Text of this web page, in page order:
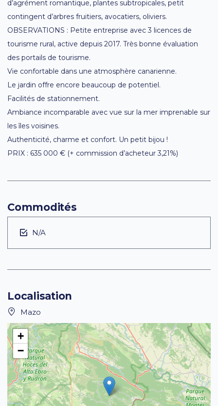
d’agrément romantique, plantes subtropicales, petit
contingent d’arbres fruitiers, avocatiers, oliviers.
OBSERVATIONS : Petite entreprise avec 3 licences de
tourisme rural, active depuis 2017. Très bonne évaluation
des portails de tourisme.
Vie confortable dans une atmosphère canarienne.
Le jardin offre encore beaucoup de potentiel.
Facilités de stationnement.
Ambiance incomparable avec vue sur la mer imprenable sur
les îles voisines.
Authenticité, charme et confort. Un petit bijou !
PRIX : 635 000 € (+ commission d’acheteur 3,21%)
Commodités
N/A
Localisation
Mazo
+
−